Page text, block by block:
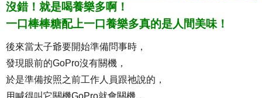
沒錯！就是喝養樂多啊！
一口棒棒糖配上一口養樂多真的是人間美味！
後來當太子爺要開始準備問事時，
發現眼前的GoPro沒有關機，
於是準備按照之前工作人員跟祂說的，